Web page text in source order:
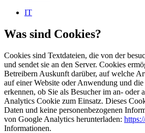
IT
Was sind Cookies?
Cookies sind Textdateien, die von der
und sendet sie an den Server. Cookies
Betreibern Auskunft darüber, auf welche
auf einer Website oder Anwendung und
erkennen, ob Sie als Besucher im an- oder
Analytics Cookie zum Einsatz. Dieses
Daten und keine personenbezogenen
von Google Analytics herunterladen:
Informationen.